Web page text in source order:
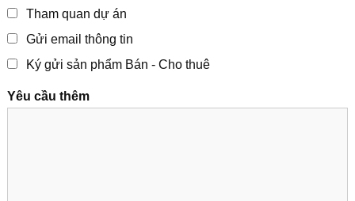
Tham quan dự án
Gửi email thông tin
Ký gửi sản phẩm Bán - Cho thuê
Yêu cầu thêm